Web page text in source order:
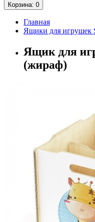
Корзина: 0
Главная
Ящики для игрушек
Ящик для
(жираф)